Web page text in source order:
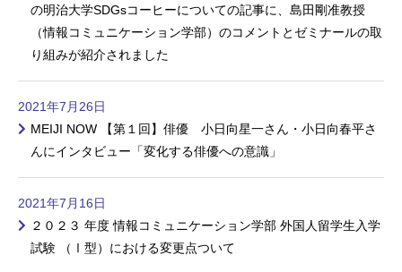
の明治大学SDGsコーヒーについての記事に、島田剛准教授
（情報コミュニケーション学部）のコメントとゼミナールの取
り組みが紹介されました
2021年7月26日
MEIJI NOW 【第１回】俳優 小日向星一さん・小日向春平さ
んにインタビュー「変化する俳優への意識」
2021年7月16日
２０２３ 年度 情報コミュニケーション学部 外国人留学生入学
試験 （Ⅰ型）における変更点ついて